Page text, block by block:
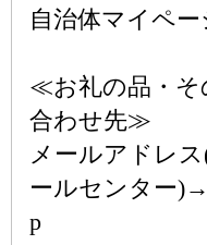
自治体マイペ
≪お礼の品・そ
合わせ先≫
メールアドレ
ールセンター)→
p